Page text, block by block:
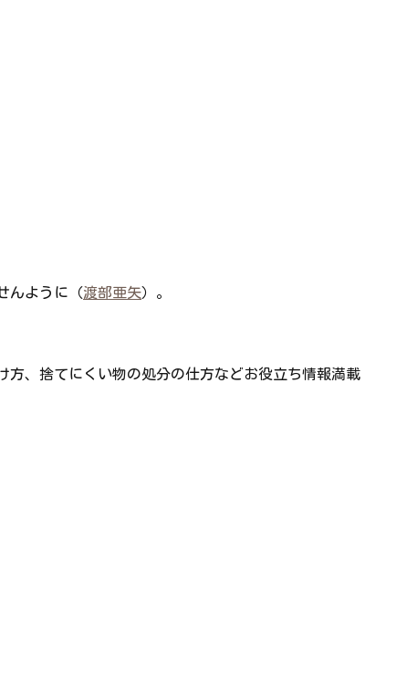
んように（渡部亜矢）。
方、捨てにくい物の処分の仕方などお役立ち情報満載